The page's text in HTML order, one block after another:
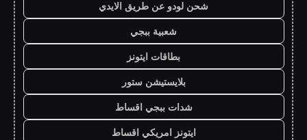
شحن لودو عن طريق الايدي
شعبية ببجي
بطاقات ايتونز
بلايستيشن ستور
شدات ببجي اقساط
ايتونز امريكي اقساط